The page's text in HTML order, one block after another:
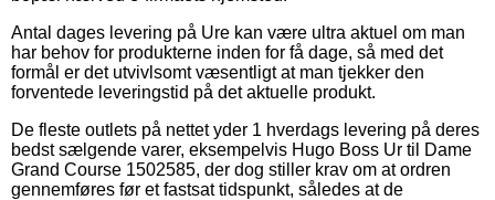
Antal dages levering på Ure kan være ultra aktuel om man
har behov for produkterne inden for få dage, så med det
formål er det utvivlsomt væsentligt at man tjekker den
forventede leveringstid på det aktuelle produkt.
De fleste outlets på nettet yder 1 hverdags levering på deres
bedst sælgende varer, eksempelvis Hugo Boss Ur til Dame
Grand Course 1502585, der dog stiller krav om at ordren
gennemføres før et fastsat tidspunkt, således at de